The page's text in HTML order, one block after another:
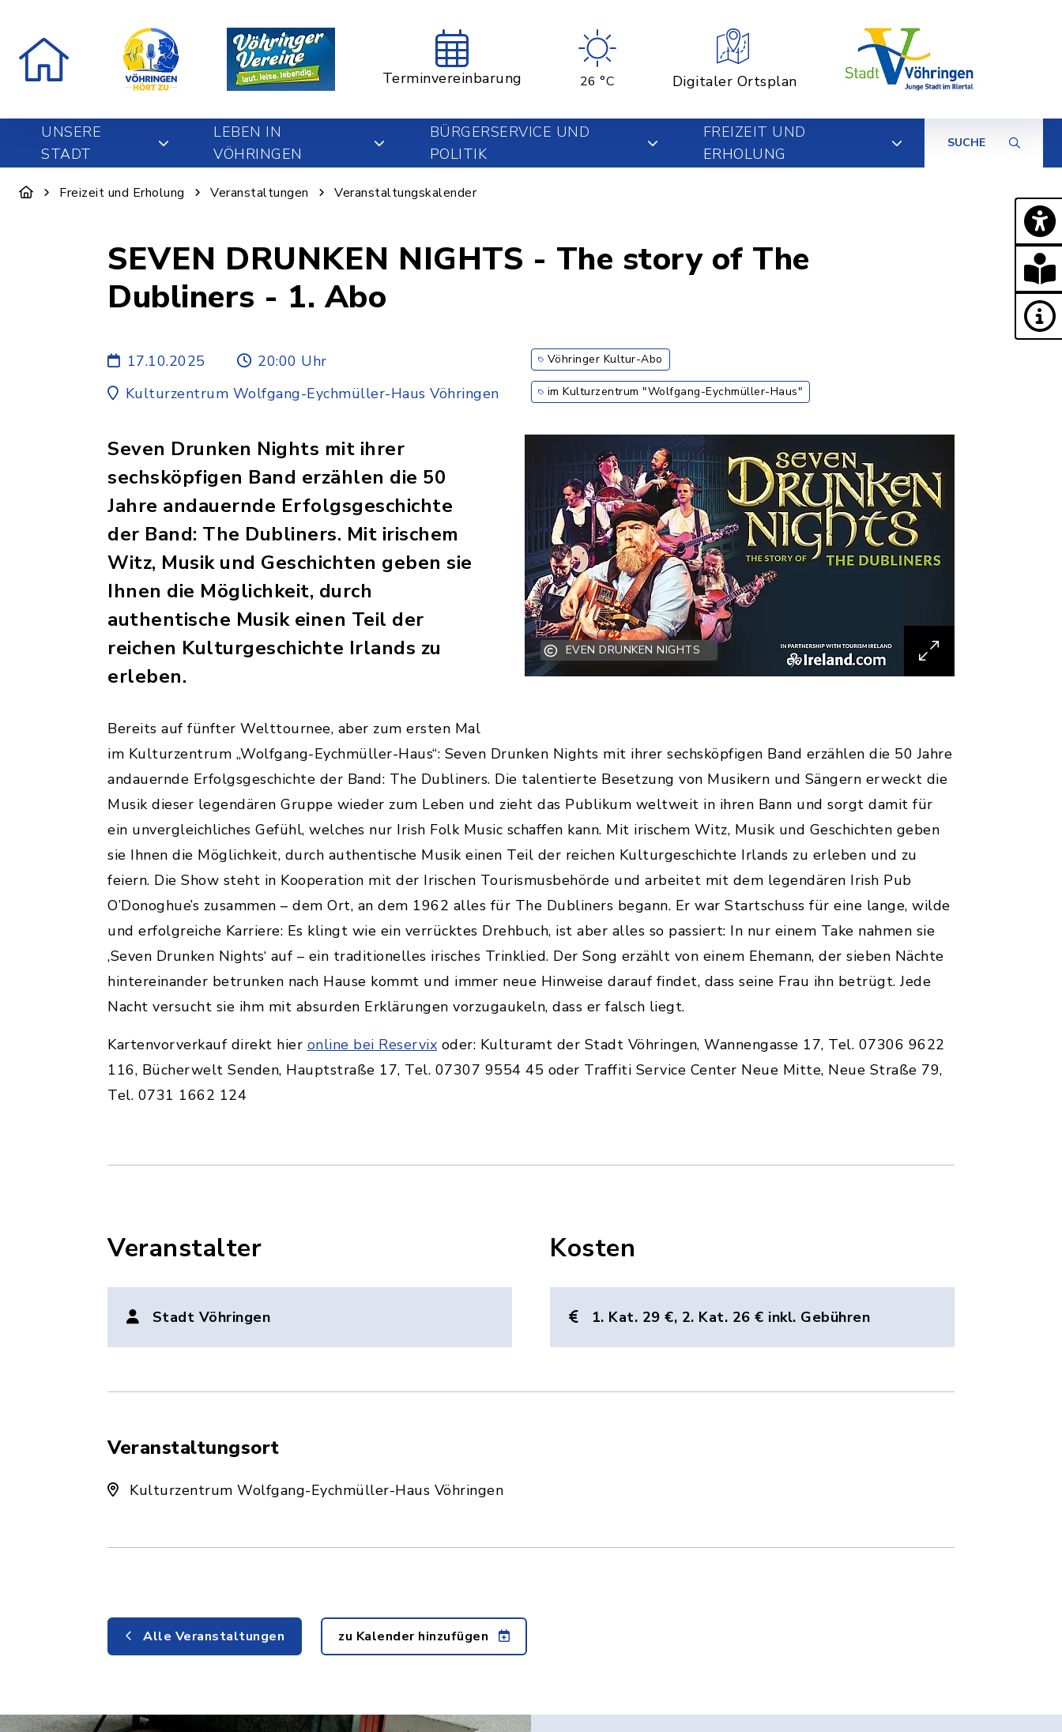
Terminvereinbarung 26 °C Digitaler Ortsplan
UNSERE
STADT
LEBEN IN
VÖHRINGEN
BÜRGERSERVICE UND
POLITIK
FREIZEIT UND
ERHOLUNG
SUCHE
Freizeit und Erholung Veranstaltungen Veranstaltungskalender
SEVEN DRUNKEN NIGHTS - The story of The
Dubliners - 1. Abo
17.10.2025
20:00 Uhr
Kulturzentrum Wolfgang-Eychmüller-Haus Vöhringen
Vöhringer Kultur-Abo
im Kulturzentrum "Wolfgang-Eychmüller-Haus"
EVEN DRUNKEN NIGHTS
Seven Drunken Nights mit ihrer
sechsköpfigen Band erzählen die 50
Jahre andauernde Erfolgsgeschichte
der Band: The Dubliners. Mit irischem
Witz, Musik und Geschichten geben sie
Ihnen die Möglichkeit, durch
authentische Musik einen Teil der
reichen Kulturgeschichte Irlands zu
erleben.
Bereits auf fünfter Welttournee, aber zum ersten Mal
im Kulturzentrum „Wolfgang-Eychmüller-Haus“: Seven Drunken Nights mit ihrer sechsköpfigen Band erzählen die 50 Jahre
andauernde Erfolgsgeschichte der Band: The Dubliners. Die talentierte Besetzung von Musikern und Sängern erweckt die
Musik dieser legendären Gruppe wieder zum Leben und zieht das Publikum weltweit in ihren Bann und sorgt damit für
ein unvergleichliches Gefühl, welches nur Irish Folk Music schaffen kann. Mit irischem Witz, Musik und Geschichten geben
sie Ihnen die Möglichkeit, durch authentische Musik einen Teil der reichen Kulturgeschichte Irlands zu erleben und zu
feiern. Die Show steht in Kooperation mit der Irischen Tourismusbehörde und arbeitet mit dem legendären Irish Pub
O’Donoghue’s zusammen – dem Ort, an dem 1962 alles für The Dubliners begann. Er war Startschuss für eine lange, wilde
und erfolgreiche Karriere: Es klingt wie ein verrücktes Drehbuch, ist aber alles so passiert: In nur einem Take nahmen sie
‚Seven Drunken Nights‘ auf – ein traditionelles irisches Trinklied. Der Song erzählt von einem Ehemann, der sieben Nächte
hintereinander betrunken nach Hause kommt und immer neue Hinweise darauf findet, dass seine Frau ihn betrügt. Jede
Nacht versucht sie ihm mit absurden Erklärungen vorzugaukeln, dass er falsch liegt.
Kartenvorverkauf direkt hier online bei Reservix oder: Kulturamt der Stadt Vöhringen, Wannengasse 17, Tel. 07306 9622
116, Bücherwelt Senden, Hauptstraße 17, Tel. 07307 9554 45 oder Traffiti Service Center Neue Mitte, Neue Straße 79,
Tel. 0731 1662 124
Veranstalter
Stadt Vöhringen
Kosten
1. Kat. 29 €, 2. Kat. 26 € inkl. Gebühren
Veranstaltungsort
Kulturzentrum Wolfgang-Eychmüller-Haus Vöhringen
Alle Veranstaltungen zu Kalender hinzufügen